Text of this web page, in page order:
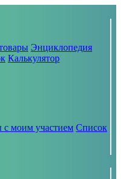
Энциклопедия
Калькулятор
с моим участием Список